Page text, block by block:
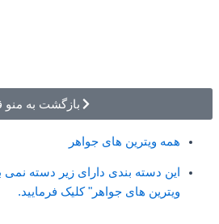
بازگشت به منو
همه ویترین های جواهر
این دسته بندی دارای زیر دسته
ویترین های جواهر" کلیک فرمایید.